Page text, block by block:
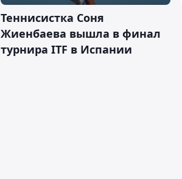
Теннисистка Соня
Жиенбаева вышла в финал
турнира ITF в Испании